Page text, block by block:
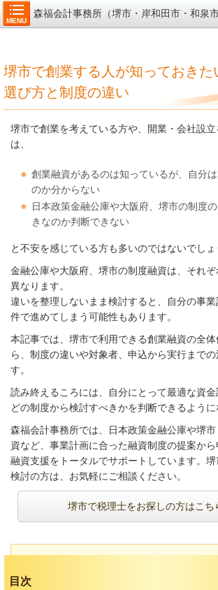
MENU
森福会計事務所（堺市・岸和田市・和泉市
堺市で創業する人が知っておきた
選び方と制度の違い
堺市で創業を考えている方や、開業・会社設
は、
創業融資があるのは知っているが、自分
のか分からない
日本政策金融公庫や大阪府、堺市の制度
きなのか判断できない
と不安を感じている方も多いのではないでしょ
金融公庫や大阪府、堺市の制度融資は、それ
異なります。
違いを整理しないまま検討すると、自分の事
件で進めてしまう可能性もあります。
本記事では、堺市で利用できる創業融資の全
ら、制度の違いや対象者、申込から実行までの
す。
読み終えるころには、自分にとって最適な資金
どの制度から検討すべきかを判断できるように
森福会計事務所では、日本政策金融公庫や堺
資など、事業計画に合った融資制度の提案から
融資支援をトータルでサポートしています。
検討の方は、お気軽にご相談ください。
堺市で税理士をお探しの方はこち
目次